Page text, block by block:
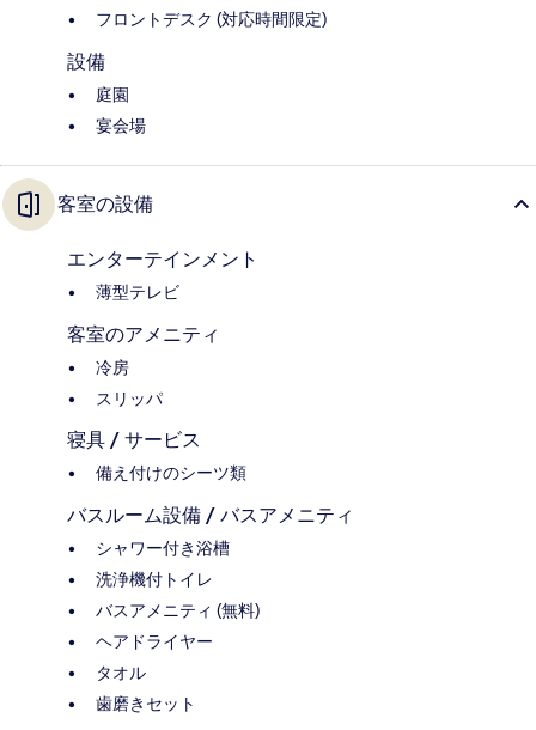
フロントデスク (対応時間限定)
設備
庭園
宴会場
客室の設備
エンターテインメント
薄型テレビ
客室のアメニティ
冷房
スリッパ
寝具 / サービス
備え付けのシーツ類
バスルーム設備 / バスアメニティ
シャワー付き浴槽
洗浄機付トイレ
バスアメニティ (無料)
ヘアドライヤー
タオル
歯磨きセット